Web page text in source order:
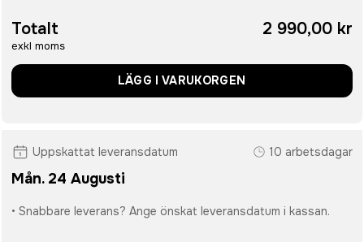
Totalt
exkl moms
2 990,00 kr
LÄGG I VARUKORGEN
Uppskattat leveransdatum 10 arbetsdagar
Mån. 24 Augusti
• Snabbare leverans? Ange önskat leveransdatum i kassan.